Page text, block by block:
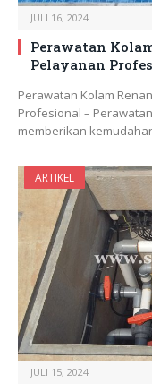
JULI 16, 2024
Perawatan
Pelayanan
Perawatan Kolam
Profesional –
memberikan
ARTIKEL
JULI 15, 2024